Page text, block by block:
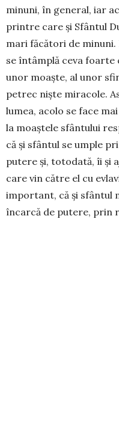
minuni, în general, iar
printre care și Sfântul
mari făcători de
se întâmplă ceva foarte
unor moaște, al unor
petrec niște miracole.
lumea, acolo se face
la moaștele sfântului
că și sfântul se umple
putere și, totodată, îi și
care vin către el cu
important, că și sfântul
încarcă de putere, prin